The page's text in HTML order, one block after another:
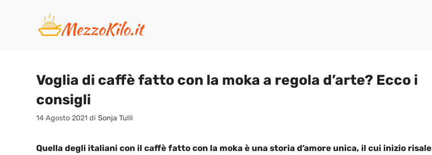
contenuto
Voglia di caffè fatto con la moka a regola d’arte? Ecco i
consigli
14 Agosto 2021 di Sonja Tulli
Quella degli italiani con il caffè fatto con la moka è una storia d’amore unica, il cui inizio risale